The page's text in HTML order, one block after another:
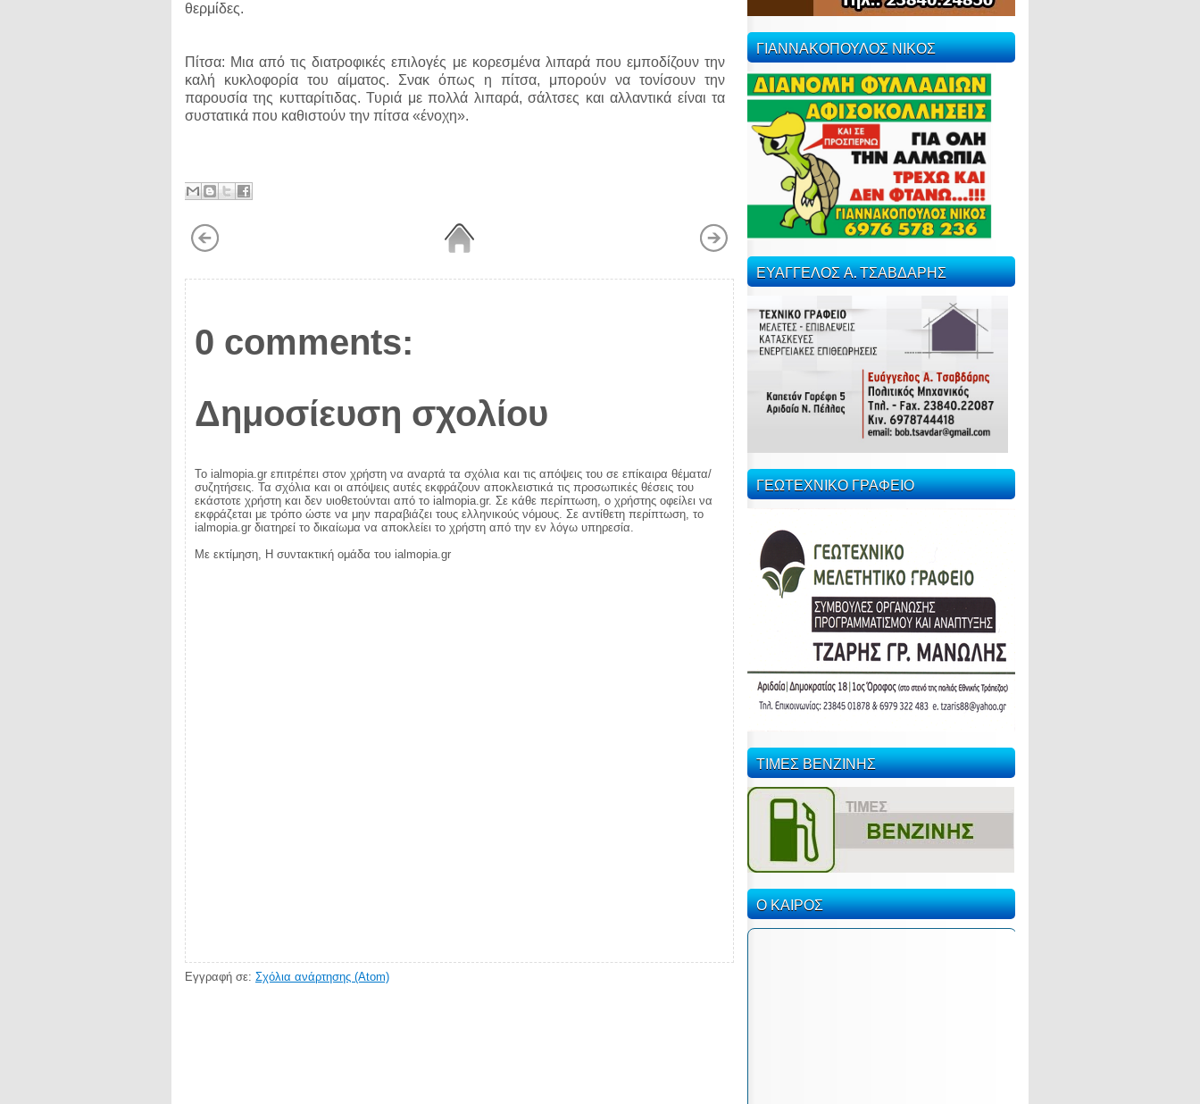
θερμίδες.
Πίτσα: Μια από τις διατροφικές επιλογές με κορεσμένα λιπαρά που εμποδίζουν την
καλή κυκλοφορία του αίματος. Σνακ όπως η πίτσα, μπορούν να τονίσουν την
παρουσία της κυτταρίτιδας. Τυριά με πολλά λιπαρά, σάλτσες και αλλαντικά είναι τα
συστατικά που καθιστούν την πίτσα «ένοχη».
0 comments:
Δημοσίευση σχολίου
Το ialmopia.gr επιτρέπει στον χρήστη να αναρτά τα σχόλια και τις απόψεις του σε επίκαιρα θέματα/
συζητήσεις. Τα σχόλια και οι απόψεις αυτές εκφράζουν αποκλειστικά τις προσωπικές θέσεις του
εκάστοτε χρήστη και δεν υιοθετούνται από το ialmopia.gr. Σε κάθε περίπτωση, ο χρήστης οφείλει να
εκφράζεται με τρόπο ώστε να μην παραβιάζει τους ελληνικούς νόμους. Σε αντίθετη περίπτωση, το
ialmopia.gr διατηρεί το δικαίωμα να αποκλείει το χρήστη από την εν λόγω υπηρεσία.
Με εκτίμηση, Η συντακτική ομάδα του ialmopia.gr
Εγγραφή σε: Σχόλια ανάρτησης (Atom)
ΓΙΑΝΝΑΚΟΠΟΥΛΟΣ ΝΙΚΟΣ
ΕΥΑΓΓΕΛΟΣ Α. ΤΣΑΒΔΑΡΗΣ
ΓΕΩΤΕΧΝΙΚΟ ΓΡΑΦΕΙΟ
ΤΙΜΕΣ ΒΕΝΖΙΝΗΣ
Ο ΚΑΙΡΟΣ